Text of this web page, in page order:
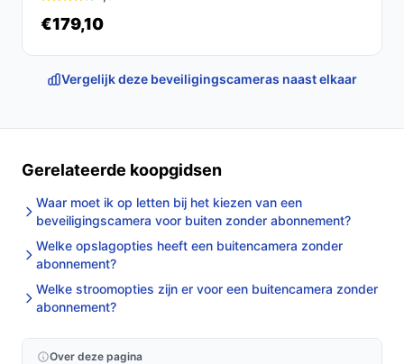
€179,10
Vergelijk deze beveiligingscameras naast elkaar
Gerelateerde koopgidsen
Waar moet ik op letten bij het kiezen van een
beveiligingscamera voor buiten zonder abonnement?
Welke opslagopties heeft een buitencamera zonder
abonnement?
Welke stroomopties zijn er voor een buitencamera zonder
abonnement?
Over deze pagina